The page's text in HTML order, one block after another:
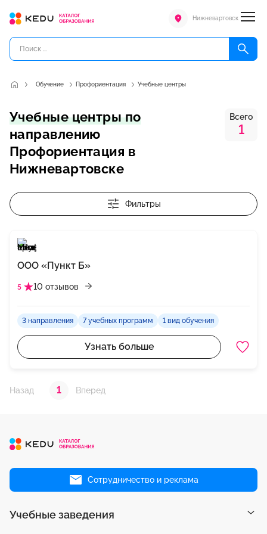
Нижневартовск
Обучение Профориентация Учебные центры
Учебные центры по
направлению
Профориентация в
Нижневартовске
Всего
1
Фильтры
ООО «Пункт Б»
5 10 отзывов
3 направления 7 учебных программ 1 вид обучения
Узнать больше
Назад 1 Вперед
Сотрудничество и реклама
Учебные заведения